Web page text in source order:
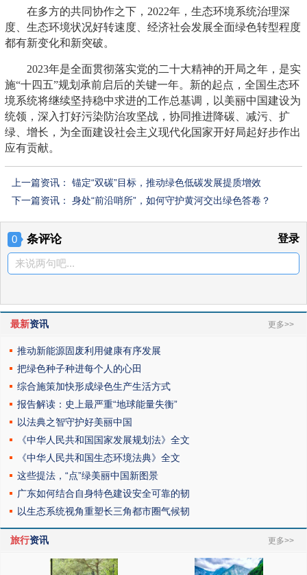
在多方的共同协作之下，2022年，生态环境系统治理深
度、生态环境状况好转速度、经济社会发展全面绿色转型程度
都有新变化和新突破。
2023年是全面贯彻落实党的二十大精神的开局之年，是实
施“十四五”规划承前启后的关键一年。新的起点，全国生态环
境系统将继续坚持稳中求进的工作总基调，以美丽中国建设为
统领，深入打好污染防治攻坚战，协同推进降碳、减污、扩
绿、增长，为全面建设社会主义现代化国家开好局起好步作出
应有贡献。
上一篇资讯： 锚定“双碳”目标，推动绿色低碳发展提质增效
下一篇资讯： 身处“前沿哨所”，如何守护黄河交出绿色答卷？
0 条评论 登录
来说两句吧...
最新资讯 更多>>
推动新能源固废利用健康有序发展
把绿色种子种进每个人的心田
综合施策加快形成绿色生产生活方式
报告解读：史上最严重“地球能量失衡”
以法典之智守护好美丽中国
《中华人民共和国国家发展规划法》全文
《中华人民共和国生态环境法典》全文
这些提法，“点”绿美丽中国新图景
广东如何结合自身特色建设安全可靠的韧
以生态系统视角重塑长三角都市圈气候韧
旅行资讯 更多>>